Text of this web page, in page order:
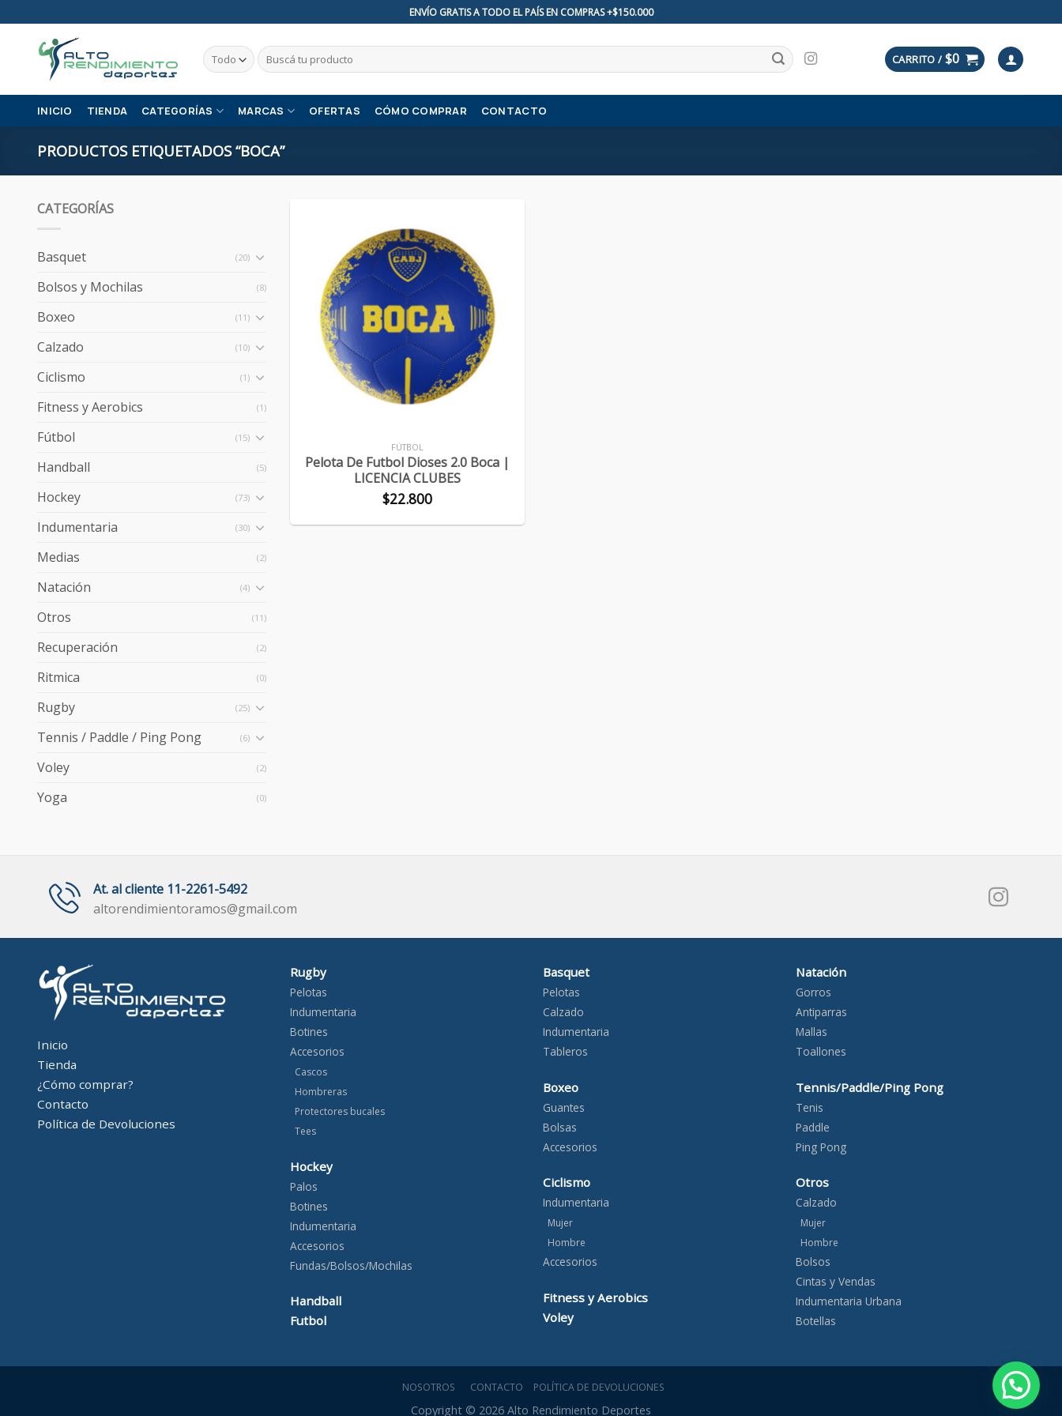
to
content
ENVÍO GRATIS A TODO EL PAÍS EN COMPRAS +$150.000
Buscar
por:
CARRITO / $0
INICIO TIENDA CATEGORÍAS MARCAS OFERTAS CÓMO COMPRAR CONTACTO
PRODUCTOS ETIQUETADOS “BOCA”
CATEGORÍAS
Basquet (20)
Bolsos y Mochilas (8)
Boxeo (11)
Calzado (10)
Ciclismo (1)
Fitness y Aerobics (1)
Fútbol (15)
Handball (5)
Hockey (73)
Indumentaria (30)
Medias (2)
Natación (4)
Otros (11)
Recuperación (2)
Ritmica (0)
Rugby (25)
Tennis / Paddle / Ping Pong (6)
Voley (2)
Yoga (0)
FÚTBOL
Pelota De Futbol Dioses 2.0 Boca |
LICENCIA CLUBES
$22.800
At. al cliente 11-2261-5492
altorendimientoramos@gmail.com
Inicio
Tienda
¿Cómo comprar?
Contacto
Política de Devoluciones
Rugby
Pelotas
Indumentaria
Botines
Accesorios
Cascos
Hombreras
Protectores bucales
Tees
Hockey
Palos
Botines
Indumentaria
Accesorios
Fundas/Bolsos/Mochilas
Handball
Futbol
Basquet
Pelotas
Calzado
Indumentaria
Tableros
Boxeo
Guantes
Bolsas
Accesorios
Ciclismo
Indumentaria
Mujer
Hombre
Accesorios
Fitness y Aerobics
Voley
Natación
Gorros
Antiparras
Mallas
Toallones
Tennis/Paddle/Ping Pong
Tenis
Paddle
Ping Pong
Otros
Calzado
Mujer
Hombre
Bolsos
Cintas y Vendas
Indumentaria Urbana
Botellas
NOSOTROS CONTACTO POLÍTICA DE DEVOLUCIONES
Copyright © 2026 Alto Rendimiento Deportes